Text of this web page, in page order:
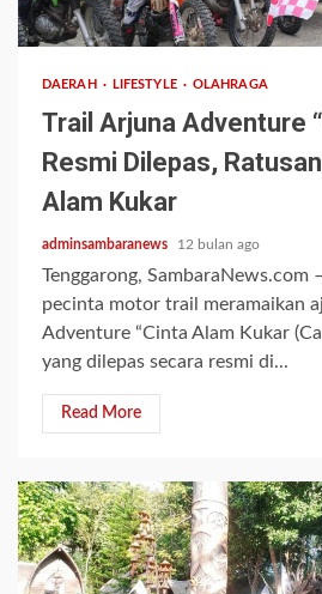
1 min read
DAERAH LIFESTYLE OLAHRAGA
Trail Arjuna Adventure
Resmi Dilepas,
Alam Kukar
adminsambaranews 12 bulan ago
Tenggarong, SambaraNews.com
pecinta motor trail meramaikan
Adventure “Cinta Alam Kukar
yang dilepas secara resmi di...
Read More